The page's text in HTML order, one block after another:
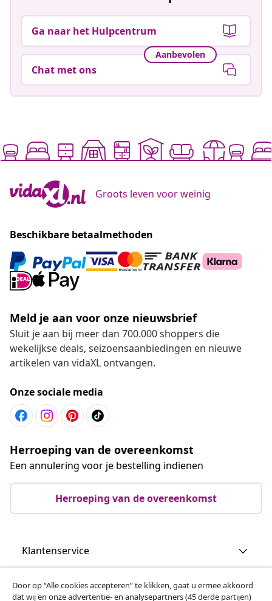
Ga naar het Hulpcentrum
Aanbevolen
Chat met ons
Groots leven voor weinig
Beschikbare betaalmethoden
Meld je aan voor onze nieuwsbrief
Sluit je aan bij meer dan 700.000 shoppers die
wekelijkse deals, seizoensaanbiedingen en nieuwe
artikelen van vidaXL ontvangen.
Onze sociale media
Herroeping van de overeenkomst
Een annulering voor je bestelling indienen
Herroeping van de overeenkomst
Klantenservice
Zakelijk
Door op “Alle cookies accepteren” te klikken, gaat u ermee akkoord
dat wij en onze advertentie- en analysepartners (45 derde partijen)